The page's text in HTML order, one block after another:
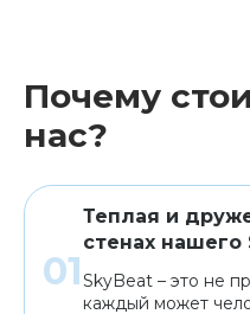
Почему
нас?
Теплая и
стенах нашего
SkyBeat – это не
каждый может